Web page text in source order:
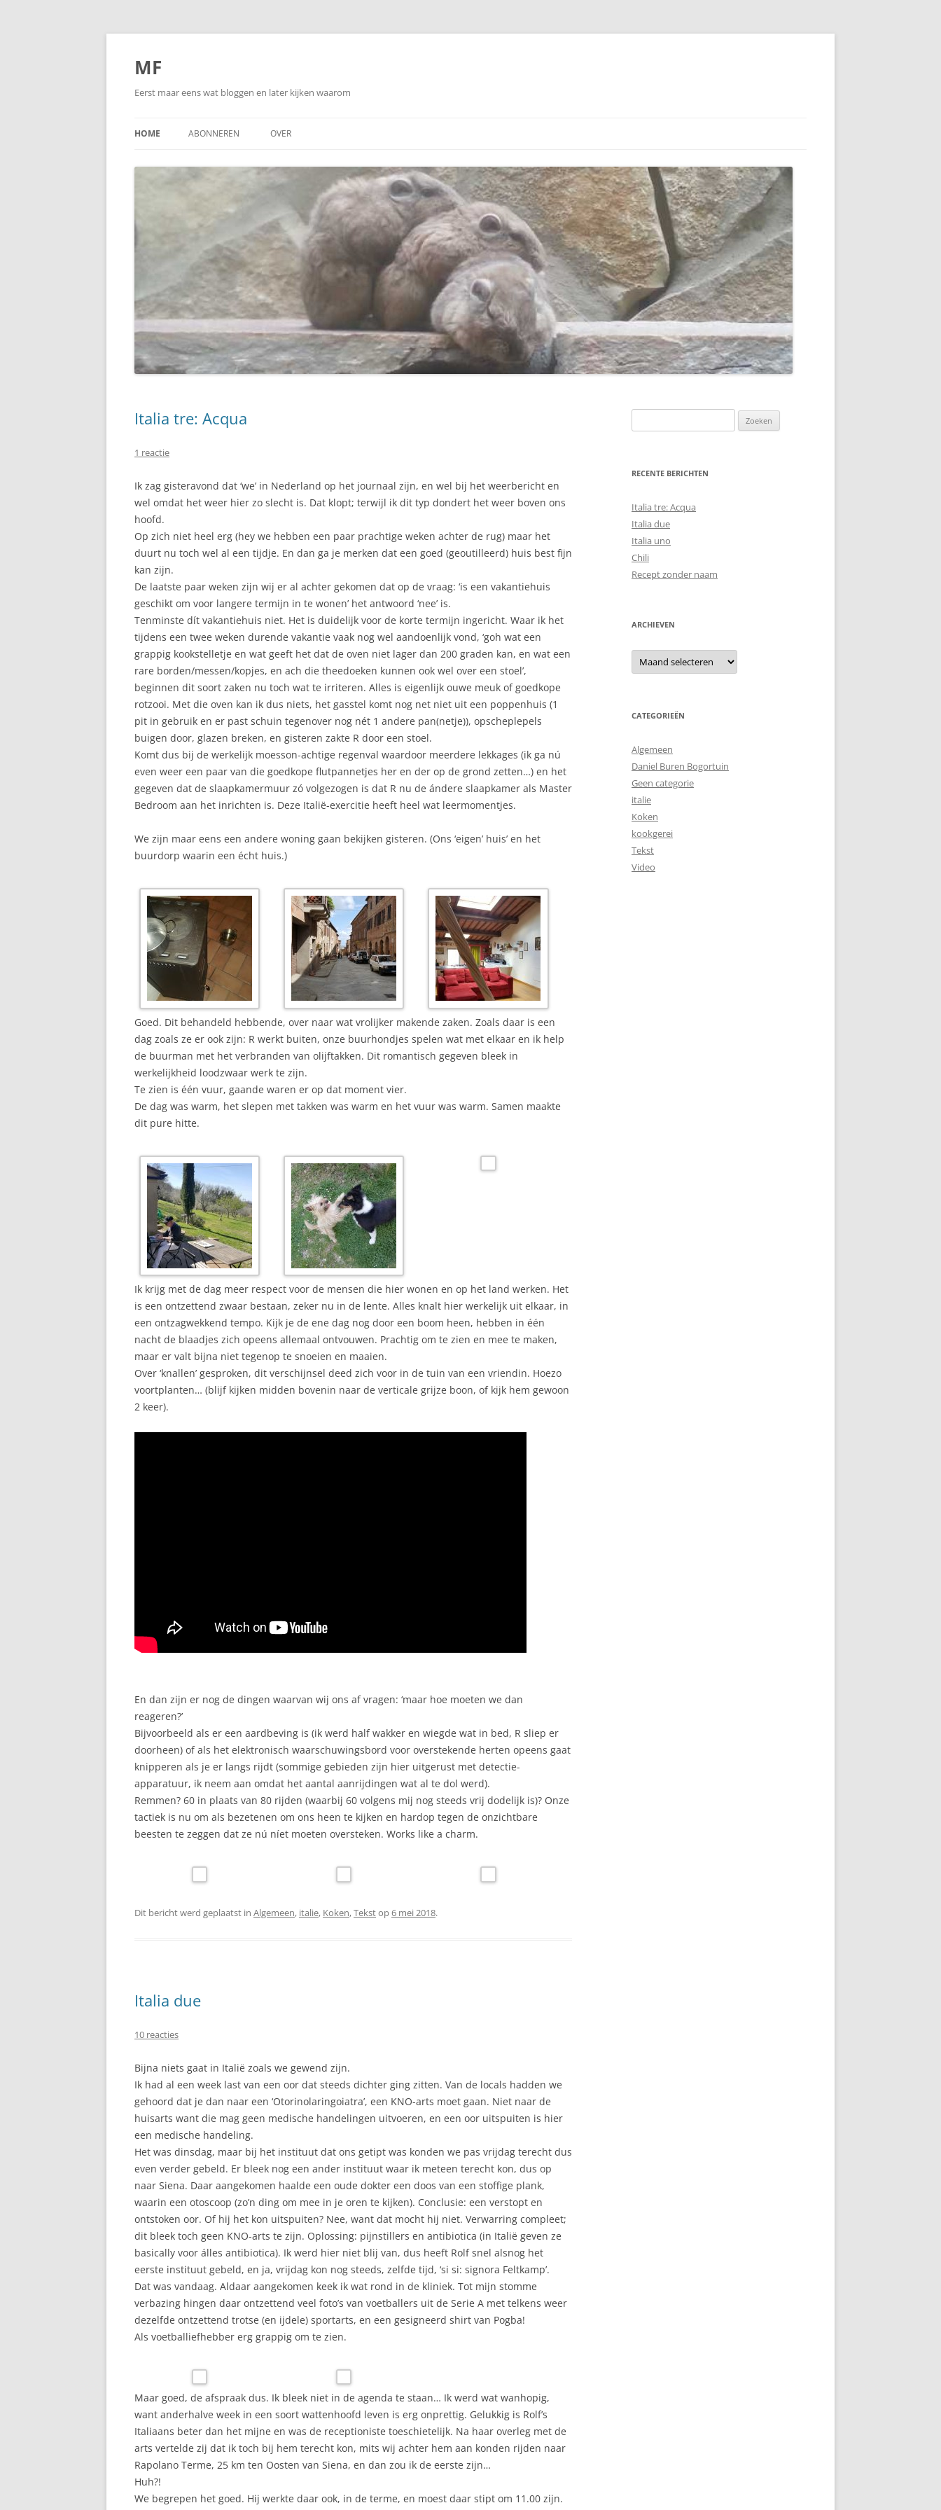
Ga
inhoud
MF
Eerst maar eens wat bloggen en later kijken waarom
HOME ABONNEREN OVER
Italia tre: Acqua
1 reactie
Ik zag gisteravond dat ‘we’ in Nederland op het journaal zijn, en wel bij het weerbericht en
wel omdat het weer hier zo slecht is. Dat klopt; terwijl ik dit typ dondert het weer boven ons
hoofd.
Op zich niet heel erg (hey we hebben een paar prachtige weken achter de rug) maar het
duurt nu toch wel al een tijdje. En dan ga je merken dat een goed (geoutilleerd) huis best fijn
kan zijn.
De laatste paar weken zijn wij er al achter gekomen dat op de vraag: ‘is een vakantiehuis
geschikt om voor langere termijn in te wonen’ het antwoord ‘nee’ is.
Tenminste dít vakantiehuis niet. Het is duidelijk voor de korte termijn ingericht. Waar ik het
tijdens een twee weken durende vakantie vaak nog wel aandoenlijk vond, ‘goh wat een
grappig kookstelletje en wat geeft het dat de oven niet lager dan 200 graden kan, en wat een
rare borden/messen/kopjes, en ach die theedoeken kunnen ook wel over een stoel’,
beginnen dit soort zaken nu toch wat te irriteren. Alles is eigenlijk ouwe meuk of goedkope
rotzooi. Met die oven kan ik dus niets, het gasstel komt nog net niet uit een poppenhuis (1
pit in gebruik en er past schuin tegenover nog nét 1 andere pan(netje)), opscheplepels
buigen door, glazen breken, en gisteren zakte R door een stoel.
Komt dus bij de werkelijk moesson-achtige regenval waardoor meerdere lekkages (ik ga nú
even weer een paar van die goedkope flutpannetjes her en der op de grond zetten…) en het
gegeven dat de slaapkamermuur zó volgezogen is dat R nu de ándere slaapkamer als Master
Bedroom aan het inrichten is. Deze Italië-exercitie heeft heel wat leermomentjes.
We zijn maar eens een andere woning gaan bekijken gisteren. (Ons ‘eigen’ huis’ en het
buurdorp waarin een écht huis.)
Goed. Dit behandeld hebbende, over naar wat vrolijker makende zaken. Zoals daar is een
dag zoals ze er ook zijn: R werkt buiten, onze buurhondjes spelen wat met elkaar en ik help
de buurman met het verbranden van olijftakken. Dit romantisch gegeven bleek in
werkelijkheid loodzwaar werk te zijn.
Te zien is één vuur, gaande waren er op dat moment vier.
De dag was warm, het slepen met takken was warm en het vuur was warm. Samen maakte
dit pure hitte.
Ik krijg met de dag meer respect voor de mensen die hier wonen en op het land werken. Het
is een ontzettend zwaar bestaan, zeker nu in de lente. Alles knalt hier werkelijk uit elkaar, in
een ontzagwekkend tempo. Kijk je de ene dag nog door een boom heen, hebben in één
nacht de blaadjes zich opeens allemaal ontvouwen. Prachtig om te zien en mee te maken,
maar er valt bijna niet tegenop te snoeien en maaien.
Over ‘knallen’ gesproken, dit verschijnsel deed zich voor in de tuin van een vriendin. Hoezo
voortplanten… (blijf kijken midden bovenin naar de verticale grijze boon, of kijk hem gewoon
2 keer).
En dan zijn er nog de dingen waarvan wij ons af vragen: ‘maar hoe moeten we dan
reageren?’
Bijvoorbeeld als er een aardbeving is (ik werd half wakker en wiegde wat in bed, R sliep er
doorheen) of als het elektronisch waarschuwingsbord voor overstekende herten opeens gaat
knipperen als je er langs rijdt (sommige gebieden zijn hier uitgerust met detectie-
apparatuur, ik neem aan omdat het aantal aanrijdingen wat al te dol werd).
Remmen? 60 in plaats van 80 rijden (waarbij 60 volgens mij nog steeds vrij dodelijk is)? Onze
tactiek is nu om als bezetenen om ons heen te kijken en hardop tegen de onzichtbare
beesten te zeggen dat ze nú níet moeten oversteken. Works like a charm.
Dit bericht werd geplaatst in Algemeen, italie, Koken,Tekstop6 mei 2018.
Italia due
10 reacties
Bijna niets gaat in Italië zoals we gewend zijn.
Ik had al een week last van een oor dat steeds dichter ging zitten. Van de locals hadden we
gehoord dat je dan naar een ‘Otorinolaringoiatra’, een KNO-arts moet gaan. Niet naar de
huisarts want die mag geen medische handelingen uitvoeren, en een oor uitspuiten is hier
een medische handeling.
Het was dinsdag, maar bij het instituut dat ons getipt was konden we pas vrijdag terecht dus
even verder gebeld. Er bleek nog een ander instituut waar ik meteen terecht kon, dus op
naar Siena. Daar aangekomen haalde een oude dokter een doos van een stoffige plank,
waarin een otoscoop (zo’n ding om mee in je oren te kijken). Conclusie: een verstopt en
ontstoken oor. Of hij het kon uitspuiten? Nee, want dat mocht hij niet. Verwarring compleet;
dit bleek toch geen KNO-arts te zijn. Oplossing: pijnstillers en antibiotica (in Italië geven ze
basically voor álles antibiotica). Ik werd hier niet blij van, dus heeft Rolf snel alsnog het
eerste instituut gebeld, en ja, vrijdag kon nog steeds, zelfde tijd, ‘si si: signora Feltkamp’.
Dat was vandaag. Aldaar aangekomen keek ik wat rond in de kliniek. Tot mijn stomme
verbazing hingen daar ontzettend veel foto’s van voetballers uit de Serie A met telkens weer
dezelfde ontzettend trotse (en ijdele) sportarts, en een gesigneerd shirt van Pogba!
Als voetballiefhebber erg grappig om te zien.
Maar goed, de afspraak dus. Ik bleek niet in de agenda te staan… Ik werd wat wanhopig,
want anderhalve week in een soort wattenhoofd leven is erg onprettig. Gelukkig is Rolf’s
Italiaans beter dan het mijne en was de receptioniste toeschietelijk. Na haar overleg met de
arts vertelde zij dat ik toch bij hem terecht kon, mits wij achter hem aan konden rijden naar
Rapolano Terme, 25 km ten Oosten van Siena, en dan zou ik de eerste zijn…
Huh?!
We begrepen het goed. Hij werkte daar ook, in de terme, en moest daar stipt om 11.00 zijn.
naar:
RECENTE BERICHTEN
Italia tre: Acqua
Italia due
Italia uno
Chili
Recept zonder naam
ARCHIEVEN
Archieven
CATEGORIEËN
Algemeen
Daniel Buren Bogortuin
Geen categorie
italie
Koken
kookgerei
Tekst
Video